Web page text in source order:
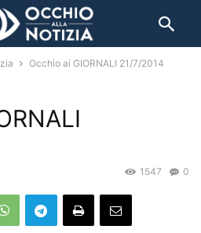
Occhio ai GIORNALI 21/7/2014
0
1547